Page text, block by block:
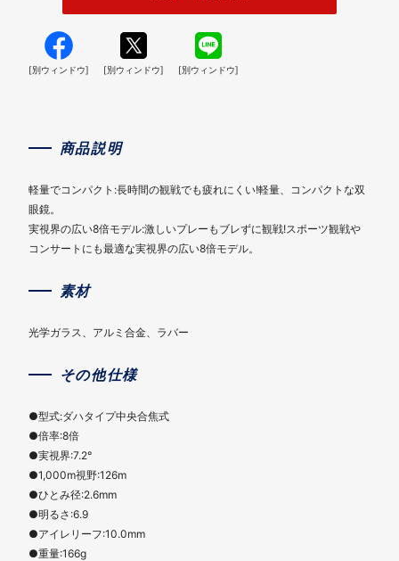
[別ウィンドウ] [別ウィンドウ] [別ウィンドウ]
商品説明
軽量でコンパクト:長時間の観戦でも疲れにくい!軽量、コンパクトな双
眼鏡。
実視界の広い8倍モデル:激しいプレーもブレずに観戦!スポーツ観戦や
コンサートにも最適な実視界の広い8倍モデル。
素材
光学ガラス、アルミ合金、ラバー
その他仕様
●型式:ダハタイプ中央合焦式
●倍率:8倍
●実視界:7.2°
●1,000m視野:126m
●ひとみ径:2.6mm
●明るさ:6.9
●アイレリーフ:10.0mm
●重量:166g